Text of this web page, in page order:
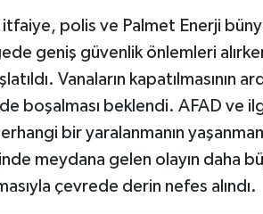
itfaiye, polis ve Palmet Enerji
geniş güvenlik önlemleri
Vanaların kapatılmasının
boşalması beklendi. AFAD ve
bir yaralanmanın
meydana gelen olayın daha
çevrede derin nefes alındı.